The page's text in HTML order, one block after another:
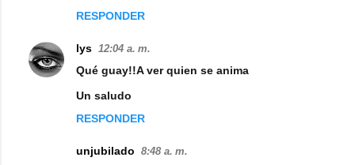
n
t
RESPONDER
lys 12:04 a. m.
Qué guay!!A ver quien se anima
Un saludo
RESPONDER
unjubilado 8:48 a. m.